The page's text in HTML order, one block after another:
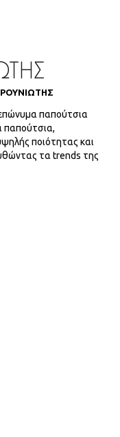
παπούτσια
παπούτσια,
ποιότητας και
τα trends της